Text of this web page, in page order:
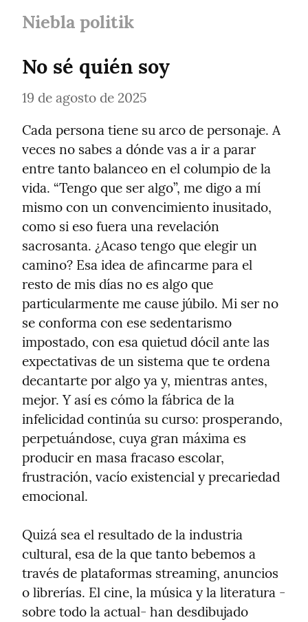
Niebla politik
No sé quién soy
19 de agosto de 2025
Cada persona tiene su arco de personaje. A
veces no sabes a dónde vas a ir a parar
entre tanto balanceo en el columpio de la
vida. “Tengo que ser algo”, me digo a mí
mismo con un convencimiento inusitado,
como si eso fuera una revelación
sacrosanta. ¿Acaso tengo que elegir un
camino? Esa idea de afincarme para el
resto de mis días no es algo que
particularmente me cause júbilo. Mi ser no
se conforma con ese sedentarismo
impostado, con esa quietud dócil ante las
expectativas de un sistema que te ordena
decantarte por algo ya y, mientras antes,
mejor. Y así es cómo la fábrica de la
infelicidad continúa su curso: prosperando,
perpetuándose, cuya gran máxima es
producir en masa fracaso escolar,
frustración, vacío existencial y precariedad
emocional.
Quizá sea el resultado de la industria
cultural, esa de la que tanto bebemos a
través de plataformas streaming, anuncios
o librerías. El cine, la música y la literatura -
sobre todo la actual- han desdibujado